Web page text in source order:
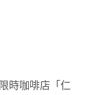
時咖啡店「仁